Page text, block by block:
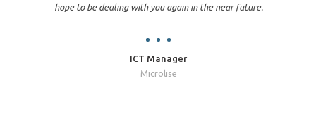
hope to be dealing with you again in the near future.
ICT Manager
Microlise